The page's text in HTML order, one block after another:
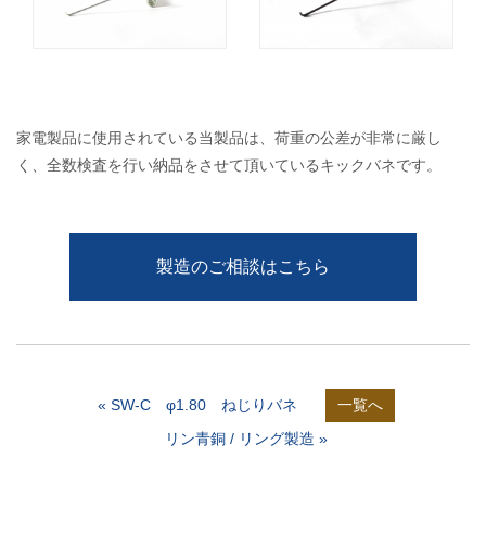
家電製品に使用されている当製品は、荷重の公差が非常に厳し
く、全数検査を行い納品をさせて頂いているキックバネです。
製造のご相談はこちら
« SW-C φ1.80 ねじりバネ
一覧へ
リン青銅 / リング製造 »